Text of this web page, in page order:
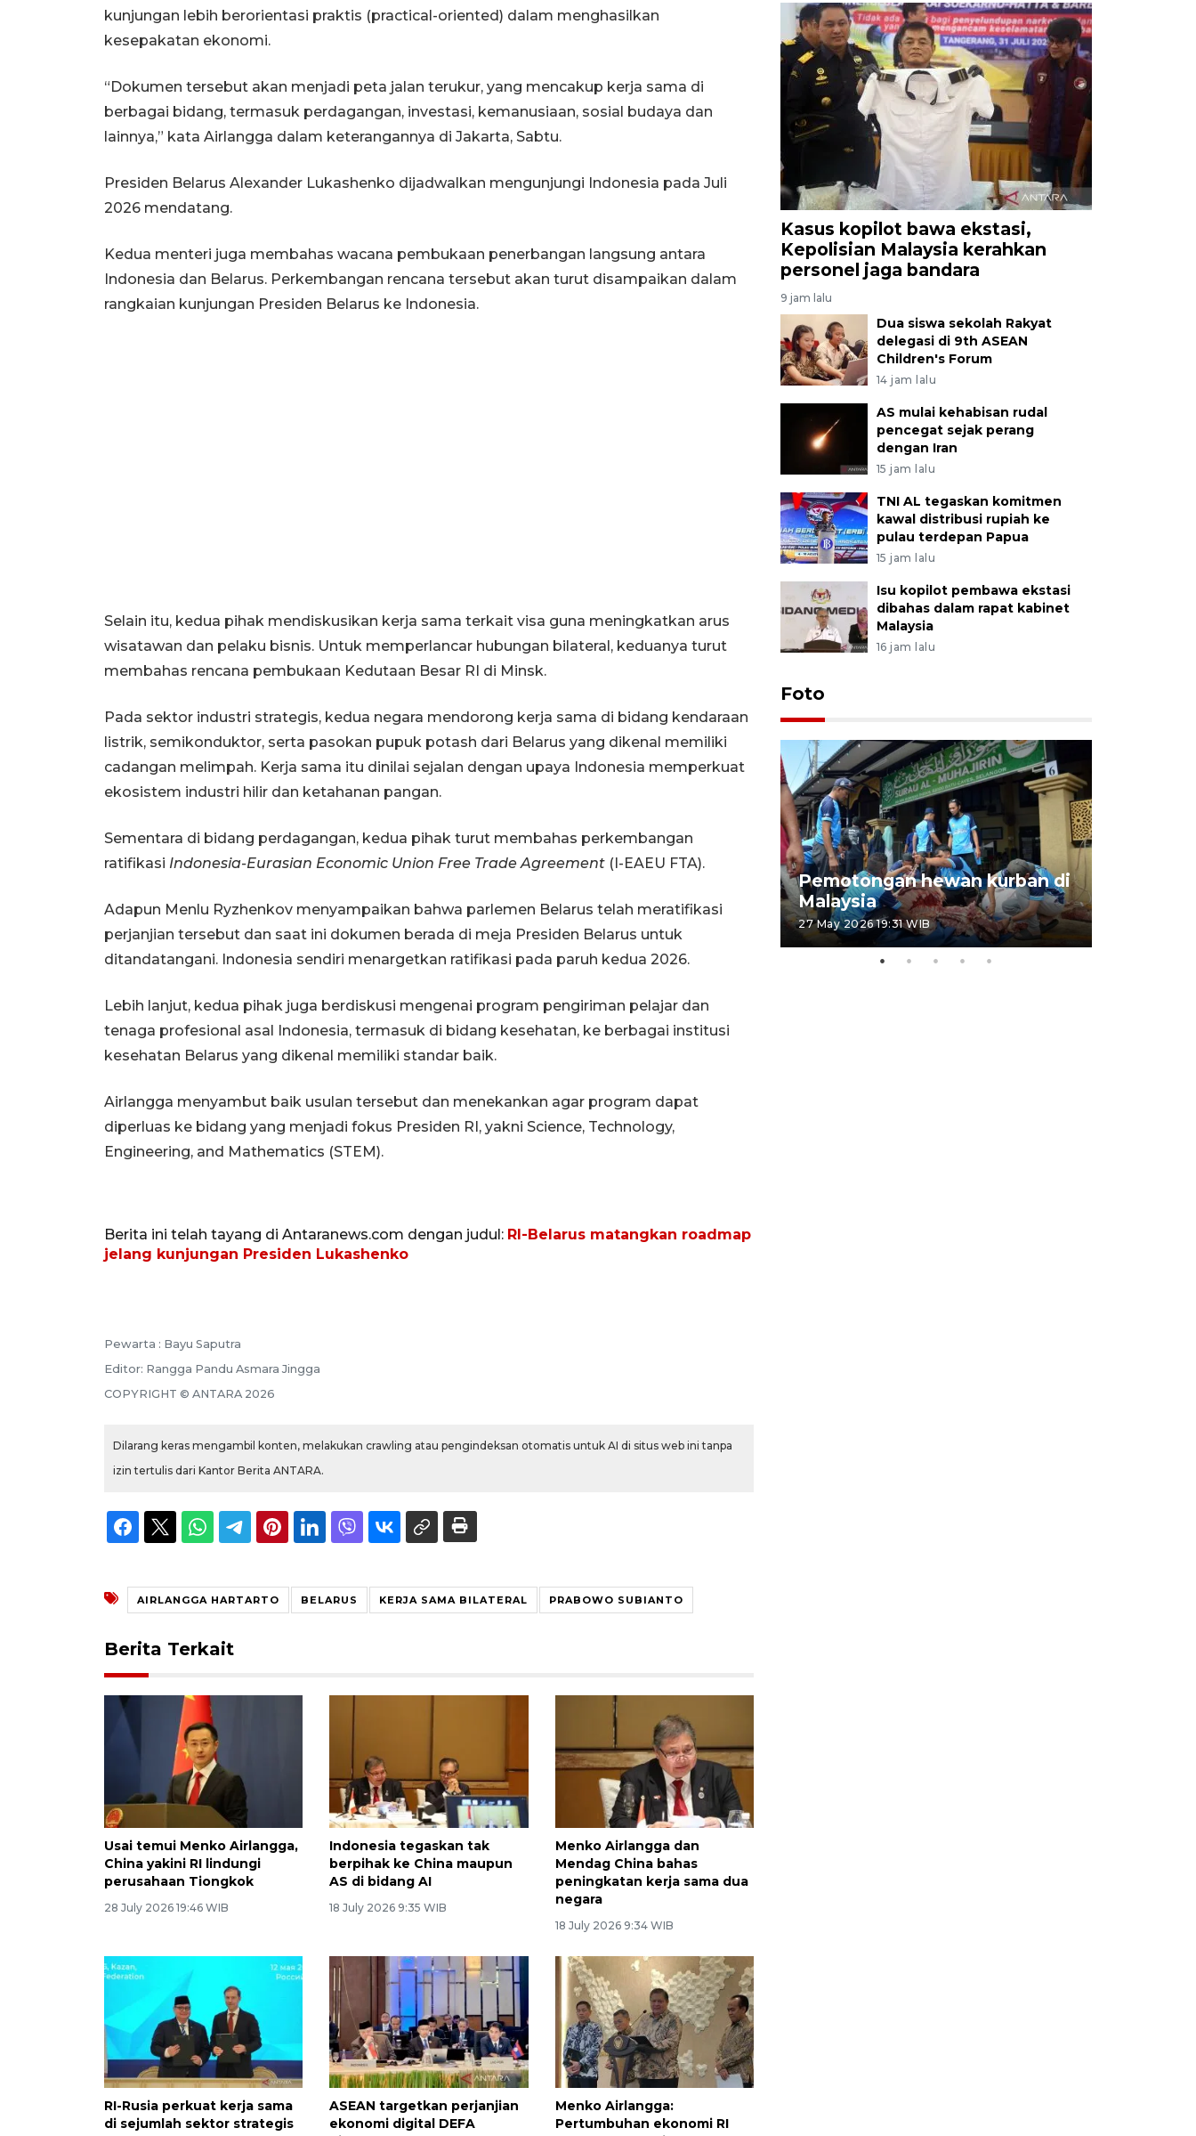
kunjungan lebih berorientasi praktis (practical-oriented) dalam menghasilkan
kesepakatan ekonomi.
“Dokumen tersebut akan menjadi peta jalan terukur, yang mencakup kerja sama di
berbagai bidang, termasuk perdagangan, investasi, kemanusiaan, sosial budaya dan
lainnya,” kata Airlangga dalam keterangannya di Jakarta, Sabtu.
Presiden Belarus Alexander Lukashenko dijadwalkan mengunjungi Indonesia pada Juli
2026 mendatang.
Kedua menteri juga membahas wacana pembukaan penerbangan langsung antara
Indonesia dan Belarus. Perkembangan rencana tersebut akan turut disampaikan dalam
rangkaian kunjungan Presiden Belarus ke Indonesia.
Selain itu, kedua pihak mendiskusikan kerja sama terkait visa guna meningkatkan arus
wisatawan dan pelaku bisnis. Untuk memperlancar hubungan bilateral, keduanya turut
membahas rencana pembukaan Kedutaan Besar RI di Minsk.
Pada sektor industri strategis, kedua negara mendorong kerja sama di bidang kendaraan
listrik, semikonduktor, serta pasokan pupuk potash dari Belarus yang dikenal memiliki
cadangan melimpah. Kerja sama itu dinilai sejalan dengan upaya Indonesia memperkuat
ekosistem industri hilir dan ketahanan pangan.
Sementara di bidang perdagangan, kedua pihak turut membahas perkembangan
ratifikasi Indonesia-Eurasian Economic Union Free Trade Agreement (I-EAEU FTA).
Adapun Menlu Ryzhenkov menyampaikan bahwa parlemen Belarus telah meratifikasi
perjanjian tersebut dan saat ini dokumen berada di meja Presiden Belarus untuk
ditandatangani. Indonesia sendiri menargetkan ratifikasi pada paruh kedua 2026.
Lebih lanjut, kedua pihak juga berdiskusi mengenai program pengiriman pelajar dan
tenaga profesional asal Indonesia, termasuk di bidang kesehatan, ke berbagai institusi
kesehatan Belarus yang dikenal memiliki standar baik.
Airlangga menyambut baik usulan tersebut dan menekankan agar program dapat
diperluas ke bidang yang menjadi fokus Presiden RI, yakni Science, Technology,
Engineering, and Mathematics (STEM).
Berita ini telah tayang di Antaranews.com dengan judul: RI-Belarus matangkan roadmap
jelang kunjungan Presiden Lukashenko
Pewarta : Bayu Saputra
Editor: Rangga Pandu Asmara Jingga
COPYRIGHT © ANTARA 2026
Dilarang keras mengambil konten, melakukan crawling atau pengindeksan otomatis untuk AI di situs web ini tanpa
izin tertulis dari Kantor Berita ANTARA.
AIRLANGGA HARTARTO BELARUS KERJA SAMA BILATERAL PRABOWO SUBIANTO
Berita Terkait
Usai temui Menko Airlangga,
China yakini RI lindungi
perusahaan Tiongkok
28 July 2026 19:46 WIB
Indonesia tegaskan tak
berpihak ke China maupun
AS di bidang AI
18 July 2026 9:35 WIB
Menko Airlangga dan
Mendag China bahas
peningkatan kerja sama dua
negara
18 July 2026 9:34 WIB
RI-Rusia perkuat kerja sama
di sejumlah sektor strategis
ASEAN targetkan perjanjian
ekonomi digital DEFA
Menko Airlangga:
Pertumbuhan ekonomi RI
Kasus kopilot bawa ekstasi,
Kepolisian Malaysia kerahkan
personel jaga bandara
9 jam lalu
Dua siswa sekolah Rakyat
delegasi di 9th ASEAN
Children's Forum
14 jam lalu
AS mulai kehabisan rudal
pencegat sejak perang
dengan Iran
15 jam lalu
TNI AL tegaskan komitmen
kawal distribusi rupiah ke
pulau terdepan Papua
15 jam lalu
Isu kopilot pembawa ekstasi
dibahas dalam rapat kabinet
Malaysia
16 jam lalu
Foto
Tarawih di Malaysia
Pemotongan hewan kurban di
Malaysia
27 May 2026 19:31 WIB